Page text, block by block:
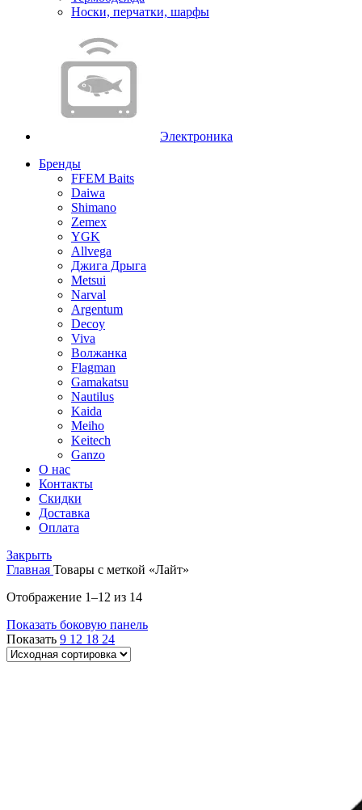
Носки, перчатки, шарфы
Электроника
Бренды
FFEM Baits
Daiwa
Shimano
Zemex
YGK
Allvega
Джига Дрыга
Metsui
Narval
Argentum
Decoy
Viva
Волжанка
Flagman
Gamakatsu
Nautilus
Kaida
Meiho
Keitech
Ganzo
О нас
Контакты
Скидки
Доставка
Оплата
Закрыть
Главная Товары с меткой «Лайт»
Отображение 1–12 из 14
Показать боковую панель
Показать 9 12 18 24